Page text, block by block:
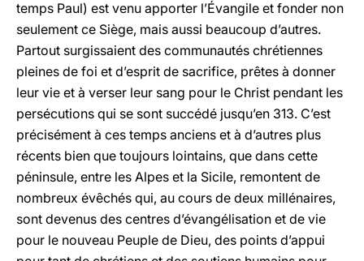
temps Paul) est venu apporter l’Évangile et fonder non
seulement ce Siège, mais aussi beaucoup d’autres.
Partout surgissaient des communautés chrétiennes
pleines de foi et d’esprit de sacrifice, prêtes à donner
leur vie et à verser leur sang pour le Christ pendant les
persécutions qui se sont succédé jusqu’en 313. C’est
précisément à ces temps anciens et à d’autres plus
récents bien que toujours lointains, que dans cette
péninsule, entre les Alpes et la Sicile, remontent de
nombreux évêchés qui, au cours de deux millénaires,
sont devenus des centres d’évangélisation et de vie
pour le nouveau Peuple de Dieu, des points d’appui